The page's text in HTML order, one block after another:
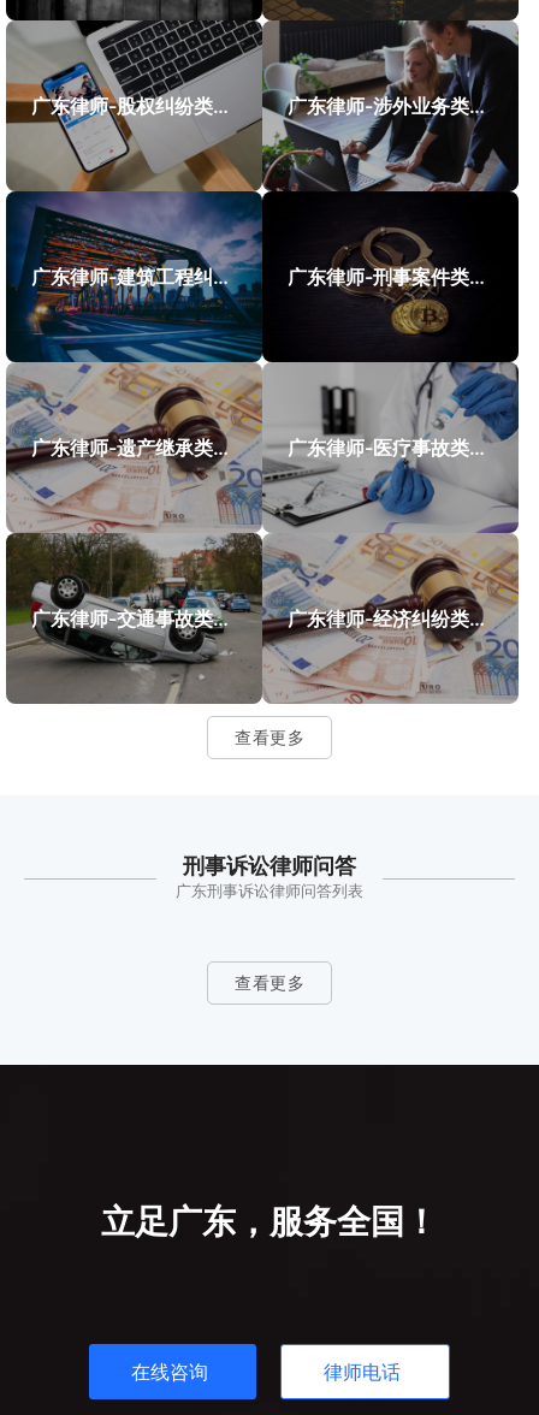
广东律师-股权纠纷类案件案例 广东律师-涉外业务类案件案例
广东律师-建筑工程纠纷类案件案例 广东律师-刑事案件类案例
广东律师-遗产继承类案件案例 广东律师-医疗事故类案件案例
广东律师-交通事故类案件案例 广东律师-经济纠纷类案件案例
查看更多
刑事诉讼律师问答
广东刑事诉讼律师问答列表
查看更多
立足广东，服务全国！
在线咨询 律师电话